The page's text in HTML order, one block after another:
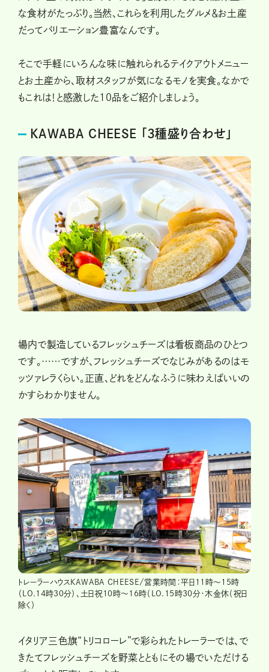
な食材がたっぷり。当然、これらを利用したグルメ＆お土産
だってバリエーション豊富なんです。
そこで手軽にいろんな味に触れられるテイクアウトメニュー
とお土産から、取材スタッフが気になるモノを実食。なかで
もこれは！と感激した10品をご紹介しましょう。
KAWABA CHEESE 「3種盛り合わせ」
場内で製造しているフレッシュチーズは看板商品のひとつ
です。……ですが、フレッシュチーズでなじみがあるのはモ
ッツァレラくらい。正直、どれをどんなふうに味わえばいいの
かすらわかりません。
トレーラーハウスKAWABA CHEESE/営業時間：平日11時～15時
（LO.14時30分）、土日祝10時～16時（LO.15時30分・木金休（祝日
除く）
イタリア三色旗“トリコローレ”で彩られたトレーラーでは、で
きたてフレッシュチーズを野菜とともにその場でいただける